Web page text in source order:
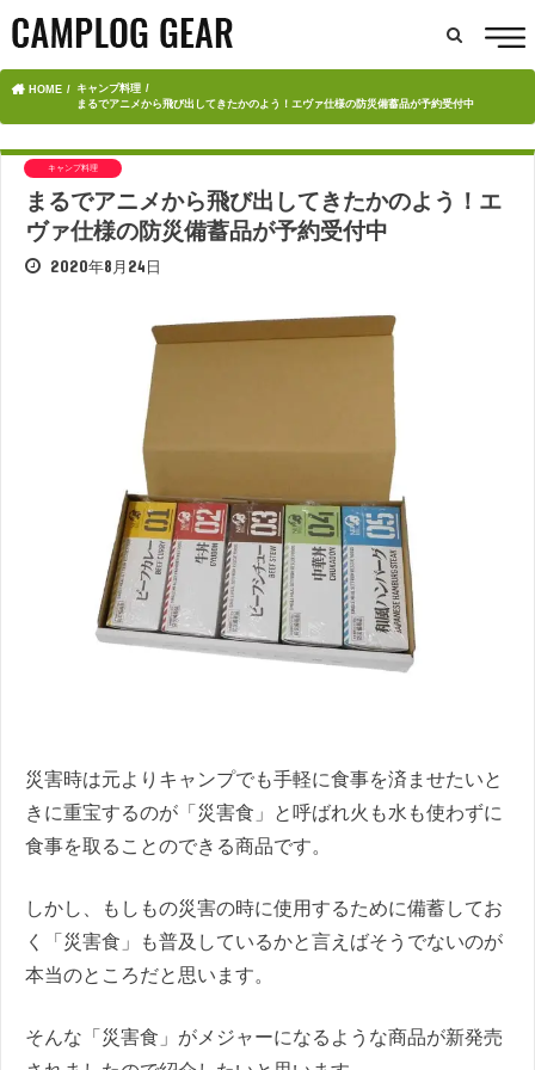
HOME
キャンプ料理
まるでアニメから飛び出してきたかのよう！エヴァ仕様の防災備蓄品が予約受付中
キャンプ料理
まるでアニメから飛び出してきたかのよう！エ
ヴァ仕様の防災備蓄品が予約受付中
2020年8月24日
災害時は元よりキャンプでも手軽に食事を済ませたいと
きに重宝するのが「災害食」と呼ばれ火も水も使わずに
食事を取ることのできる商品です。
しかし、もしもの災害の時に使用するために備蓄してお
く「災害食」も普及しているかと言えばそうでないのが
本当のところだと思います。
そんな「災害食」がメジャーになるような商品が新発売